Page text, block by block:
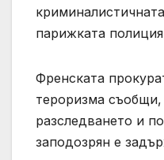
парижката
Френската
тероризма съобщи,
разследването и
заподозрян е